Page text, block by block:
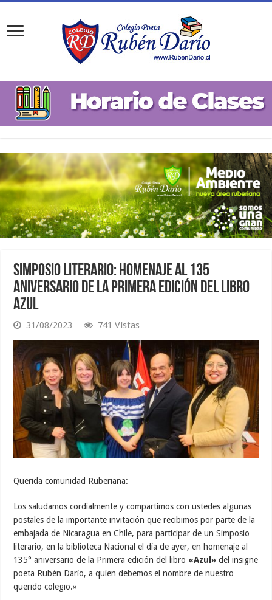
Simposio Literario: Homenaje al 135
Aniversario de la Primera Edición Del Libro
Azul
31/08/2023 741 Vistas
Querida comunidad Ruberiana:
Los saludamos cordialmente y compartimos con ustedes algunas
postales de la importante invitación que recibimos por parte de la
embajada de Nicaragua en Chile, para participar de un Simposio
literario, en la biblioteca Nacional el día de ayer, en homenaje al
135° aniversario de la Primera edición del libro «Azul»del insigne
poeta Rubén Darío, a quien debemos el nombre de nuestro
querido colegio.»